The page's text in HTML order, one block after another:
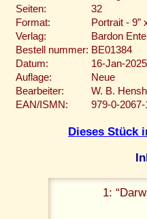
Seiten:
32
Format:
Portrait - 9”
Verlag:
Bardon
Bestell nummer: BE01384
Datum:
16-Jan-2025
Auflage:
Neue
Bearbeiter:
W. B.
EAN/ISMN:
979-0-
Dieses Stück
1: